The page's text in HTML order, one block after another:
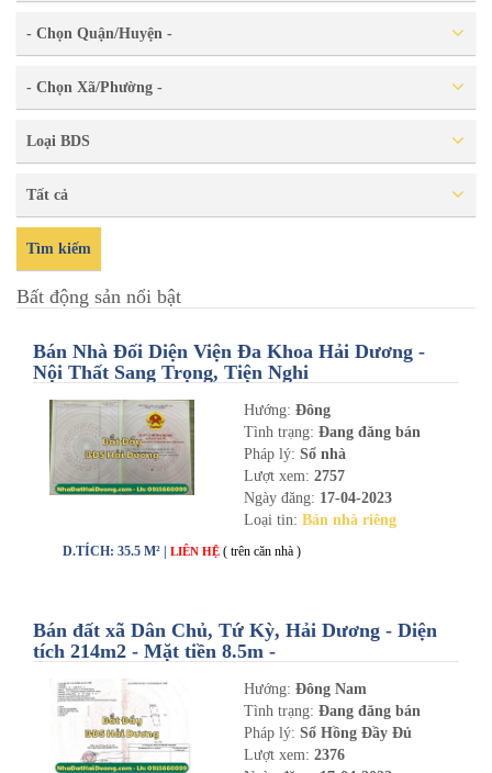
- Chọn Quận/Huyện -
- Chọn Xã/Phường -
Loại BDS
Tất cả
Tìm kiếm
Bất động sản nổi bật
Bán Nhà Đối Diện Viện Đa Khoa Hải Dương -
Nội Thất Sang Trọng, Tiện Nghi
Hướng: Đông
Tình trạng: Đang đăng bán
Pháp lý: Sổ nhà
Lượt xem: 2757
Ngày đăng: 17-04-2023
Loại tin: Bán nhà riêng
D.TÍCH: 35.5 M² | LIÊN HỆ ( trên căn nhà )
Bán đất xã Dân Chủ, Tứ Kỳ, Hải Dương - Diện
tích 214m2 - Mặt tiền 8.5m -
Hướng: Đông Nam
Tình trạng: Đang đăng bán
Pháp lý: Sổ Hồng Đầy Đủ
Lượt xem: 2376